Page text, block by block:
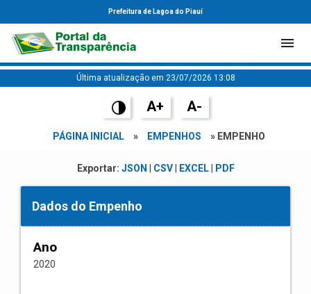
Prefeitura de Lagoa do Piauí
Última atualização em 23/07/2026 13:08
A+ A-
PÁGINA INICIAL » EMPENHOS » EMPENHO
Exportar: JSON CSV| EXCEL| PDF
Dados do Empenho
Ano
2020